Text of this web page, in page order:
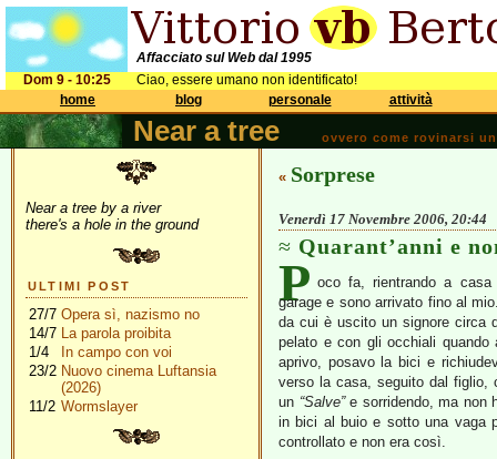
Affacciato sul Web dal 1995
Dom 9 - 10:25
Ciao, essere umano non identificato!
home
blog personale attività
Near a tree ovvero come rovinarsi
Near a tree by a river
there's a hole in the ground
ULTIMI POST
27/7 Opera sì, nazismo no
14/7 La parola proibita
1/4
In campo con voi
23/2 Nuovo cinema Luftansia
(2026)
11/2 Wormslayer
« Sorprese
Venerdì 17 Novembre 2006, 20:44
Quarant’anni e
P oco fa, rientrando a
garage e sono arrivato fino al
da cui è uscito un signore circa
pelato e con gli occhiali quando
aprivo, posavo la bici e
verso la casa, seguito dal figlio,
un “Salve”e sorridendo, ma non
in bici al buio e sotto una vaga
controllato e non era così.